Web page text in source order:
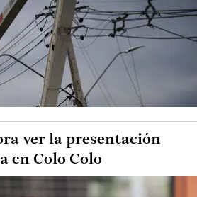
ver la presentación
en Colo Colo